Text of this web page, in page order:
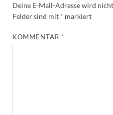
Deine E-Mail-Adresse wird
Felder sind mit * markiert
KOMMENTAR *